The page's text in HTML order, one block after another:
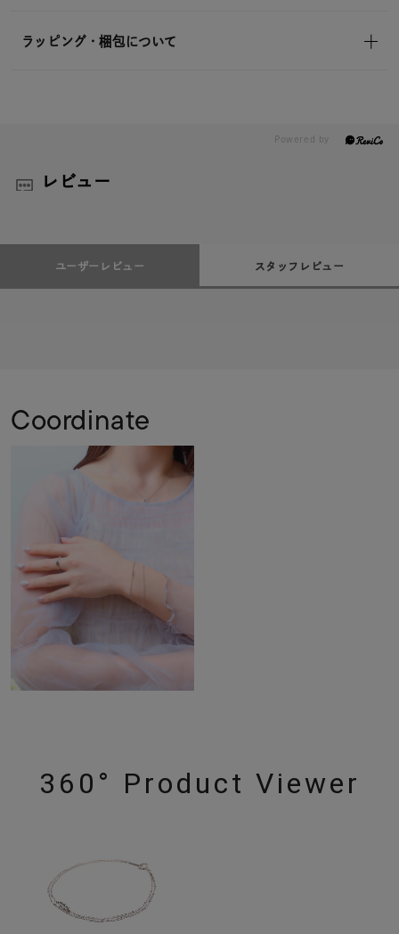
ラッピング・梱包について
レビュー
ユーザーレビュー スタッフレビュー
Coordinate
360° Product Viewer